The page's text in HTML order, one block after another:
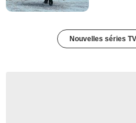
Nouvelles séries